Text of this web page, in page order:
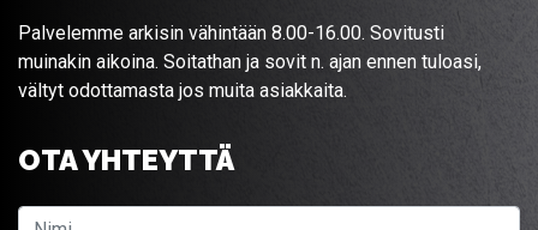
Palvelemme arkisin vähintään 8.00-16.00. Sovitusti
muinakin aikoina. Soitathan ja sovit n. ajan ennen tuloasi,
vältyt odottamasta jos muita asiakkaita.
OTA YHTEYTTÄ